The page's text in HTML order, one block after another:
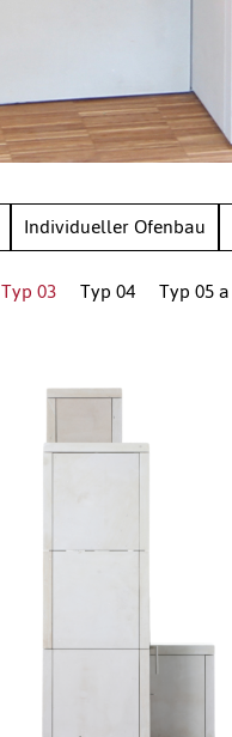
Individueller Ofenbau
Typ 03 Typ 04 Typ 05 a